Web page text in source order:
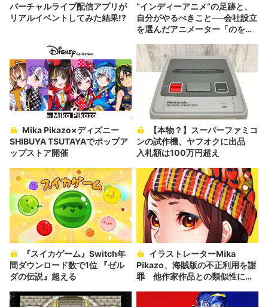
バーチャルライブ配信アプリが
リアルイベントしてみた結果!?
“インディーアニメ“の足跡と、
自分がやるべきこと──会社設立
を選んだアニメーター「のを
SHIBUYA TSUTAYAでポップア
ップストア開催
ンの試作機、ヤフオクに出品
入札額は100万円超え
間ダウンロード数で1位 『ゼル
ダの伝説』超える
Pikazo、海賊版の不正利用を謝
罪 他作家作品との類似性に非